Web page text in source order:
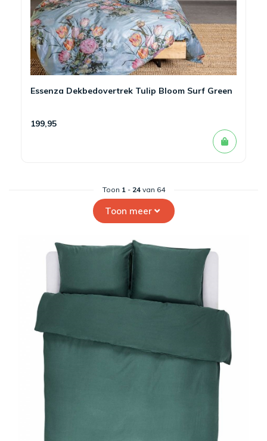
Essenza Dekbedovertrek Tulip Bloom Surf Green
199,95
Toon 1- 24van 64
Toon meer